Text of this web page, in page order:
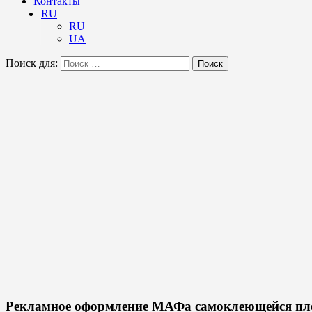
RU
RU
UA
Поиск для: Поиск
Рекламное оформление МАФа самоклеющейся